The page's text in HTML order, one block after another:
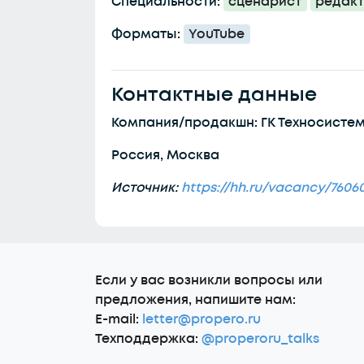
Форматы: YouTube
Контактные данные
Компания/продакшн: ГК
Россия, Москва
Источник:https://hh.ru/vacancy/
Еcли у вас возникли вопросы или
предложения, напишите нам:
E-mail: letter@propero.ru
Техподдержка: @properoru_talks